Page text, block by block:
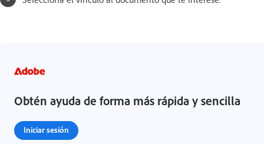
Obtén ayuda de forma más rápida y sencilla
Iniciar sesión